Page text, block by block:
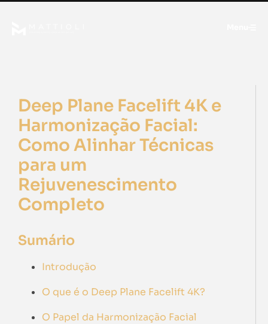
Deep Plane Facelift 4K e
Harmonização Facial:
Como Alinhar Técnicas
para um
Rejuvenescimento
Completo
Sumário
Introdução
O que é o Deep Plane Facelift 4K?
O Papel da Harmonização Facial